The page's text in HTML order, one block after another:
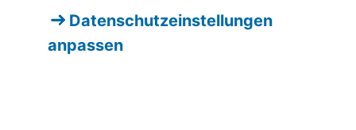
Datenschutzeinstellungen
anpassen